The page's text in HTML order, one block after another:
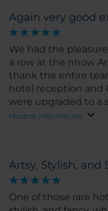
Again very good
We had the
a row at the nhow
thank the entire
hotel reception and
were upgraded to a
was exceptional.
Mostrar información
Artsy, Stylish, and
One of those rare